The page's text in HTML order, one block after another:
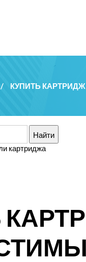
/ КУПИТЬ КАРТРИДЖ
картриджа